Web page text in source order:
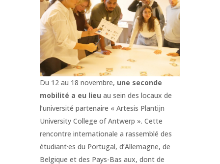
Du 12 au 18 novembre, une seconde
mobilité a eu lieu au sein des locaux de
l’université partenaire « Artesis Plantijn
University College of Antwerp ». Cette
rencontre internationale a rassemblé des
étudiant·es du Portugal, d’Allemagne, de
Belgique et des Pays-Bas aux, dont de